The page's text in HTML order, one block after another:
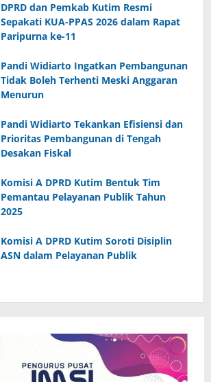
DPRD dan Pemkab Kutim Resmi
Sepakati KUA-PPAS 2026 dalam Rapat
Paripurna ke-11
Pandi Widiarto Ingatkan Pembangunan
Tidak Boleh Terhenti Meski Anggaran
Menurun
Pandi Widiarto Tekankan Efisiensi dan
Prioritas Pembangunan di Tengah
Desakan Fiskal
Komisi A DPRD Kutim Bentuk Tim
Pemantau Pelayanan Publik Tahun
2025
Komisi A DPRD Kutim Soroti Disiplin
ASN dalam Pelayanan Publik